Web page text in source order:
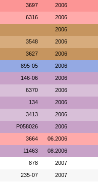
3697 2006
6316 2006
2006
3548 2006
3627 2006
895-05 2006
146-06 2006
6370 2006
134 2006
3413 2006
P058026 2006
3664 06.2006
11463 08.2006
878 2007
235-07 2007